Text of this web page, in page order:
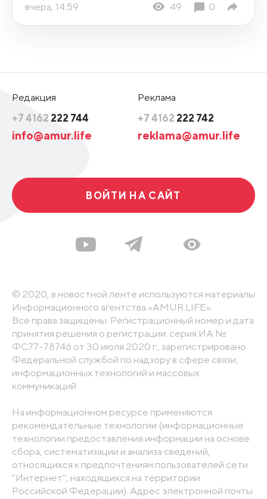
вчера, 14:59 49 0
Редакция
+7 4162 222 744
info@amur.life
Реклама
+7 4162 222 742
reklama@amur.life
ВОЙТИ НА САЙТ
© 2020, в новостной ленте используются материалы
Информационного агентства «AMUR.LIFE».
Все права защищены. Регистрационный номер и дата
принятия решения о регистрации: серия ИА №
ФС77-78746 от 30 июля 2020 г., зарегистрировано
Федеральной службой по надзору в сфере связи,
информационных технологий и массовых
коммуникаций
На информационном ресурсе применяются
рекомендательные технологии (информационные
технологии предоставления информации на основе
сбора, систематизации и анализа сведений,
относящихся к предпочтениям пользователей сети
"Интернет", находящихся на территории
Российской Федерации). Адрес электронной почты